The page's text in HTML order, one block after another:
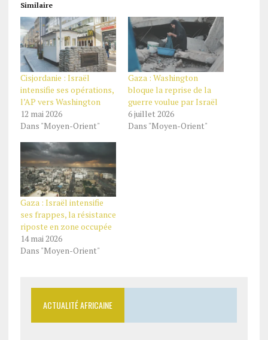
Similaire
Cisjordanie : Israël
intensifie ses opérations,
l’AP vers Washington
12 mai 2026
Dans "Moyen-Orient"
Gaza : Washington
bloque la reprise de la
guerre voulue par Israël
6 juillet 2026
Dans "Moyen-Orient"
Gaza : Israël intensifie
ses frappes, la résistance
riposte en zone occupée
14 mai 2026
Dans "Moyen-Orient"
ACTUALITÉ AFRICAINE